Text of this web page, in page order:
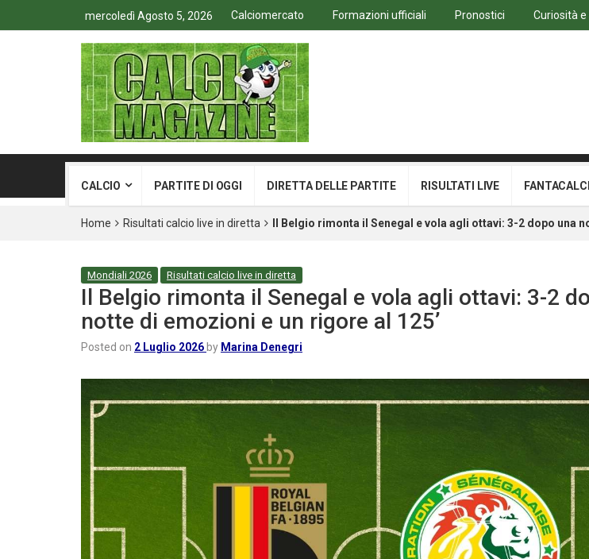
mercoledì Agosto 5, 2026 Calciomercato Formazioni ufficiali Pronostici Curiosità
CALCIO PARTITE DI OGGI DIRETTA DELLE PARTITE RISULTATI LIVE
Home Risultati calcio live in diretta Il Belgio rimonta il Senegal e vola agli ottavi: 3-2 dopo una
Mondiali 2026 Risultati calcio live in diretta
Il Belgio rimonta il Senegal e vola agli ottavi: 3-2
notte di emozioni e un rigore al 125’
Posted on 2 Luglio 2026 by Marina Denegri